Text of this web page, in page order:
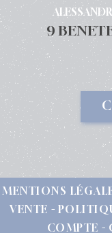
9
MENTIONS
VENTE
COMPTE